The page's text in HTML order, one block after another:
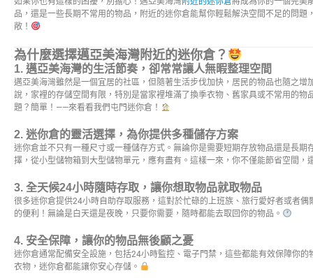
品，還是一些長期不常用的物品，附近的迷你倉能幫你輕鬆解決空間不足的問題
敞！
為什麼選擇邁亞美海灣附近的迷你倉？
1. 邁亞美海灣的生活節奏，卻常常讓人無暇整理空間
邁亞美海灣雖然是一個宜居的社區，但隨著生活步伐加快，居民的物品也隨之增
說，家裡的存儲空間有限，特別是當家裡堆滿了換季衣物、舊家具或不常用的物
題？簡單！——來看看我們屯門迷你倉！
2. 迷你倉的靈活選擇，為你提供多種儲存方案
迷你倉並不只有一種尺寸或一種儲存方式。無論你是需要短期存放物品還是長期
擇，從小型儲物箱到大型儲物單元，應有盡有。這樣一來，你不僅能節省空間，
3. 全天候24小時隨時存取，讓你想取物品就取物品
很多迷你倉提供24小時自助存取服務，這對於忙碌的上班族、旅行愛好者或者
的便利！無論是白天還是夜晚，只要你需要，隨時都能去取回你的物品。
4. 安全保障，讓你的物品無後顧之憂
迷你倉通常配備安全設施，包括24小時監控、電子門禁，這些都能有效保障你
衣物，迷你倉都能讓你安心存儲。